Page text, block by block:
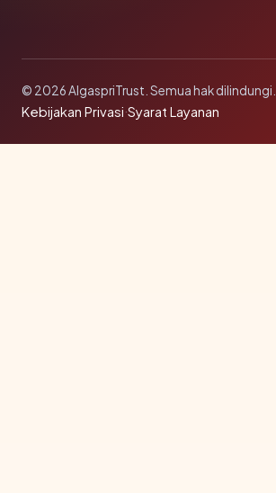
© 2026 AlgaspriTrust. Semua hak dilindungi.
Kebijakan Privasi·Syarat Layanan